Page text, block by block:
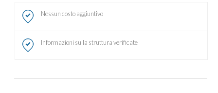
Nessun costo aggiuntivo
Informazioni sulla struttura verificate